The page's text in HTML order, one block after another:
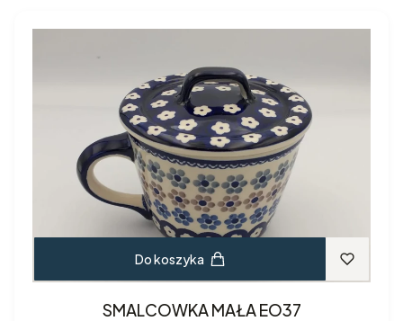
Do koszyka
SMALCOWKA MAŁA EO37